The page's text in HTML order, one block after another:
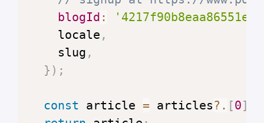
blogId :
    locale
,
    slug
,
} ) ;
const article = articles?. [0]